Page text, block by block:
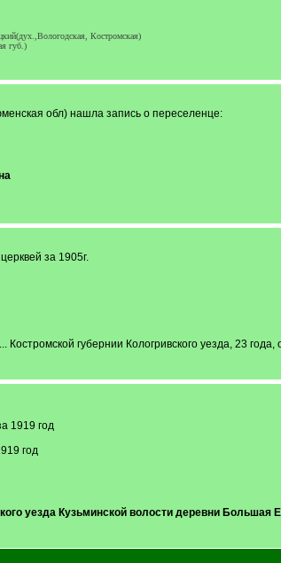
Костромская)
губ.)
обл) нашла запись о переселенце:
за 1905г.
Костромской губернии Кологривского уезда, 23
1919 год
год
уезда Кузьминской волости деревни Большая